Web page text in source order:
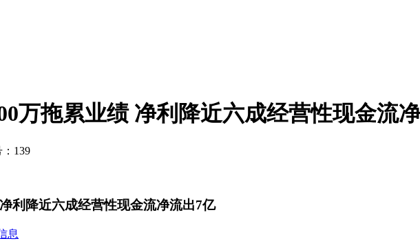
万拖累业绩 净利降近六成经营性现金流
139
利降近六成经营性现金流净流出7亿
息